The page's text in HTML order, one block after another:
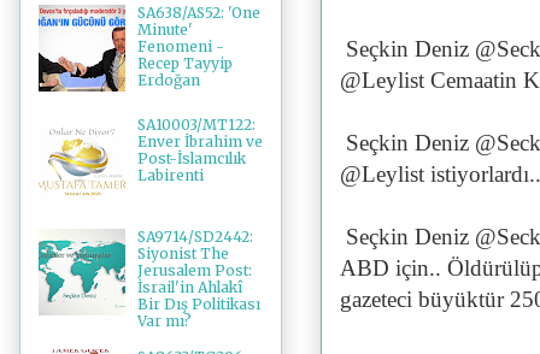
Seçkin Deniz
@Leylist Cemaatin
Seçkin Deniz
@Leylist
Seçkin Deniz
ABD için..
gazeteci büyüktür
SA638/AS52: 'One
Minute'
Fenomeni -
Recep Tayyip
Erdoğan
SA10003/MT122:
Enver İbrahim ve
Post-İslamcılık
Labirenti
SA9714/SD2442:
Siyonist The
Jerusalem Post:
İsrail'in Ahlakî
Bir Dış Politikası
Var mı?